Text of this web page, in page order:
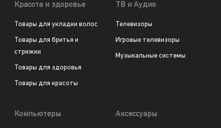
Красота и здоровье
Товары для укладки волос
Товары для бритья и
стрижки
Товары для здоровья
Товары для красоты
ТВ и Аудио
Телевизоры
Игровые телевизоры
Музыкальные системы
Компьютеры Аксессуары